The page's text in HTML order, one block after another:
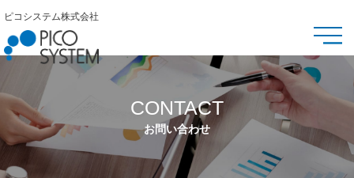
ピコシステム株式会社
CONTACT
お問い合わせ